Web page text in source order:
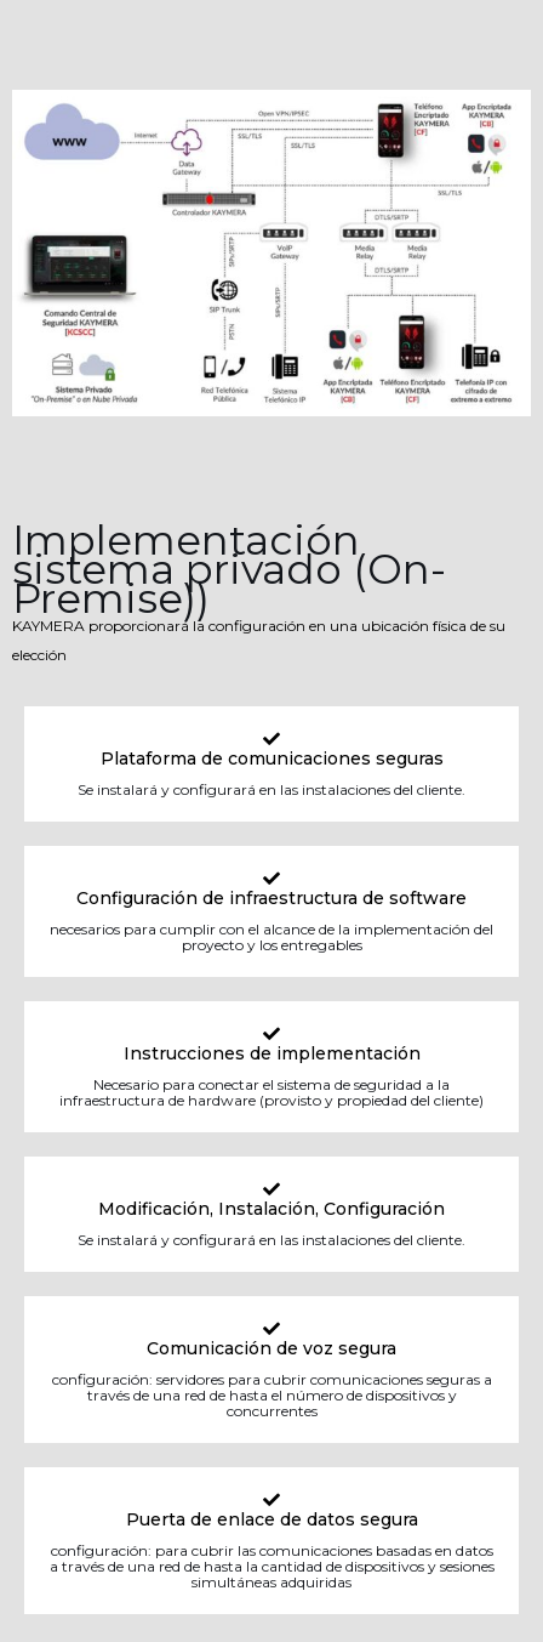
Implementación
sistema privado (On-
Premise))
KAYMERA proporcionará la configuración en una ubicación física de su
elección
Plataforma de comunicaciones seguras
Se instalará y configurará en las instalaciones del cliente.
Configuración de infraestructura de software
necesarios para cumplir con el alcance de la implementación del
proyecto y los entregables
Instrucciones de implementación
Necesario para conectar el sistema de seguridad a la
infraestructura de hardware (provisto y propiedad del cliente)
Modificación, Instalación, Configuración
Se instalará y configurará en las instalaciones del cliente.
Comunicación de voz segura
configuración: servidores para cubrir comunicaciones seguras a
través de una red de hasta el número de dispositivos y
concurrentes
Puerta de enlace de datos segura
configuración: para cubrir las comunicaciones basadas en datos
a través de una red de hasta la cantidad de dispositivos y sesiones
simultáneas adquiridas